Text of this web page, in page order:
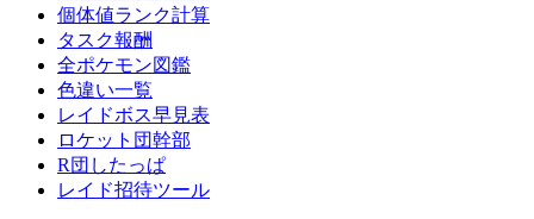
個体値ランク計算
タスク報酬
全ポケモン図鑑
色違い一覧
レイドボス早見表
ロケット団幹部
R団したっぱ
レイド招待ツール